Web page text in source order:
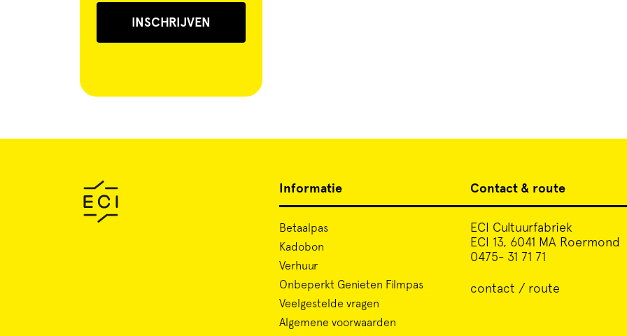
INSCHRIJVEN
Informatie
Betaalpas
Kadobon
Verhuur
Onbeperkt Genieten Filmpas
Veelgestelde vragen
Algemene voorwaarden
Contact & route
ECI Cultuurfabriek
ECI 13, 6041 MA Roermond
0475- 31 71 71
contact / route